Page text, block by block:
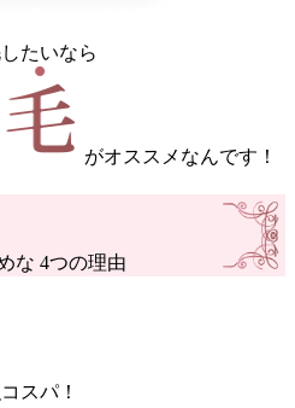
たいなら
がオススメなんです！
な 4つの理由
スパ！